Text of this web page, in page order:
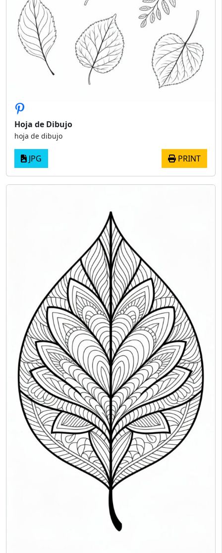
Hoja de Dibujo
hoja de dibujo
JPG PRINT